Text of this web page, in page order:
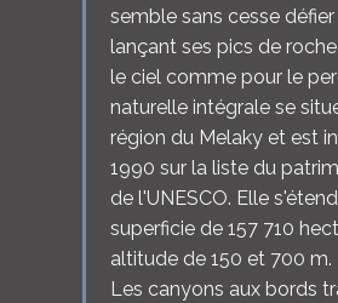
semble sans cesse
lançant ses pics de
le ciel comme pour le
naturelle intégrale se
région du Melaky et est
1990 sur la liste du
de l'UNESCO. Elle
superficie de 157 710
altitude de 150 et 700 m.
Les canyons aux bords